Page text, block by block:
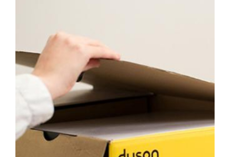
Video
Transcript
Afficher
la
transcription
de